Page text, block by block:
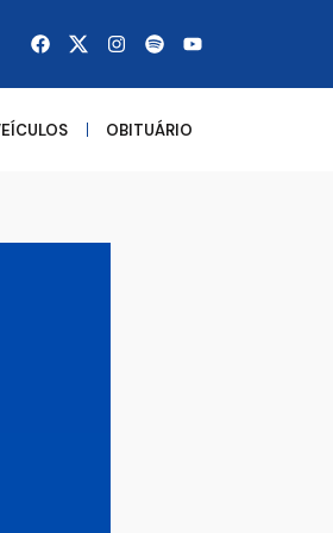
OBITUÁRIO